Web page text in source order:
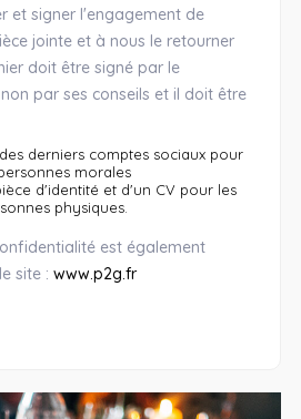
et signer l'engagement de
jointe et à nous le retourner
doit être signé par le
par ses conseils et il doit être
derniers comptes sociaux pour
morales
d'identité et d'un CV pour les
physiques.
est également
site : www.p2g.fr